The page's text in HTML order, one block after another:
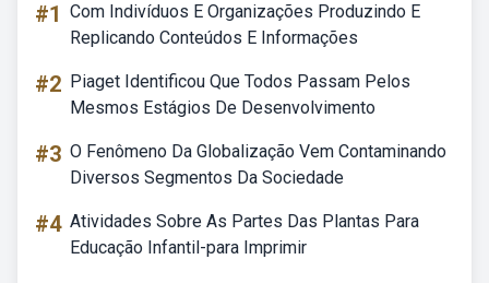
#1 Com Indivíduos E Organizações Produzindo E
Replicando Conteúdos E Informações
#2 Piaget Identificou Que Todos Passam Pelos
Mesmos Estágios De Desenvolvimento
#3 O Fenômeno Da Globalização Vem Contaminando
Diversos Segmentos Da Sociedade
#4 Atividades Sobre As Partes Das Plantas Para
Educação Infantil-para Imprimir